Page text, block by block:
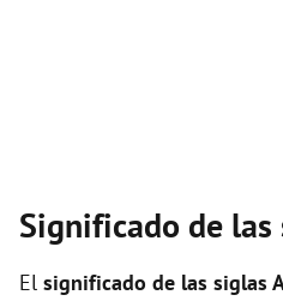
Significado de las
El significado de las siglas